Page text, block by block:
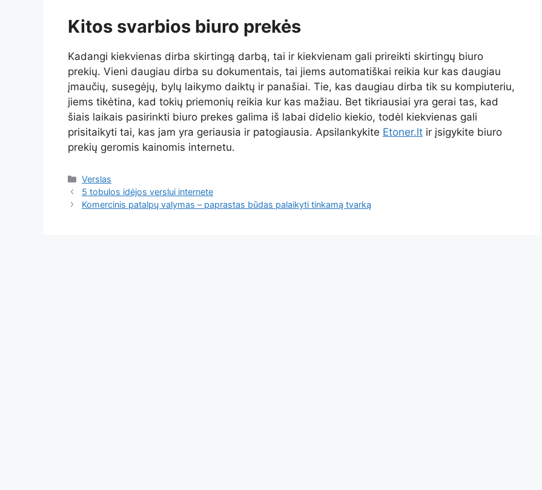
Kitos svarbios biuro prekės
Kadangi kiekvienas dirba skirtingą darbą, tai ir kiekvienam gali prireikti skirtingų biuro
prekių. Vieni daugiau dirba su dokumentais, tai jiems automatiškai reikia kur kas daugiau
įmaučių, susegėjų, bylų laikymo daiktų ir panašiai. Tie, kas daugiau dirba tik su kompiuteriu,
jiems tikėtina, kad tokių priemonių reikia kur kas mažiau. Bet tikriausiai yra gerai tas, kad
šiais laikais pasirinkti biuro prekes galima iš labai didelio kiekio, todėl kiekvienas gali
prisitaikyti tai, kas jam yra geriausia ir patogiausia. Apsilankykite Etoner.lt ir įsigykite biuro
prekių geromis kainomis internetu.
Kategorijos
Verslas
5 tobulos idėjos verslui internete
Komercinis patalpų valymas – paprastas būdas palaikyti tinkamą tvarką